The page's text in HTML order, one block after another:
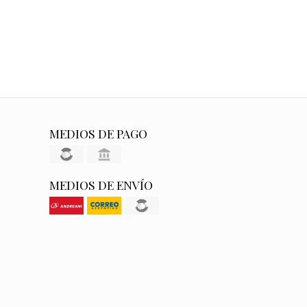
MEDIOS DE PAGO
MEDIOS DE ENVÍO